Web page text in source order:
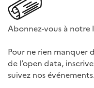
Abonnez-vous à
Pour ne rien manquer
de l’open data,
suivez nos événements.